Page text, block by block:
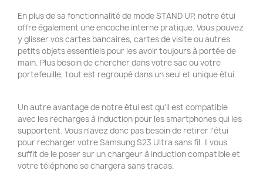
En plus de sa fonctionnalité de mode STAND UP, notre étui
offre également une encoche interne pratique. Vous pouvez
y glisser vos cartes bancaires, cartes de visite ou autres
petits objets essentiels pour les avoir toujours à portée de
main. Plus besoin de chercher dans votre sac ou votre
portefeuille, tout est regroupé dans un seul et unique étui.
Un autre avantage de notre étui est qu'il est compatible
avec les recharges à induction pour les smartphones qui les
supportent. Vous n'avez donc pas besoin de retirer l'étui
pour recharger votre Samsung S23 Ultra sans fil. Il vous
suffit de le poser sur un chargeur à induction compatible et
votre téléphone se chargera sans tracas.